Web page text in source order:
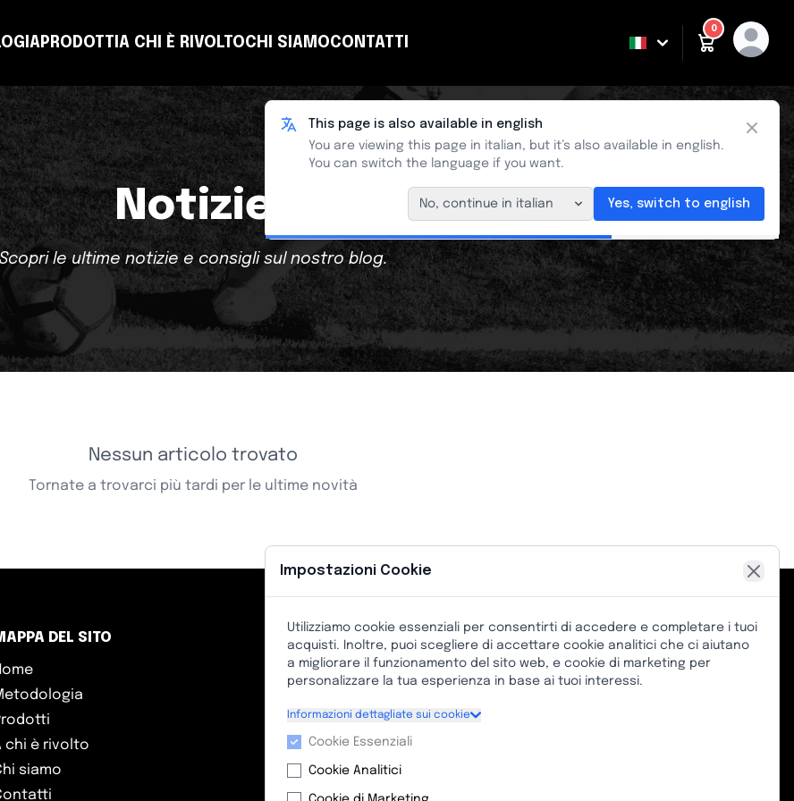
PRODOTTI A CHI È RIVOLTOCHI SIAMOCONTATTI
0
Notizie
Scopri le ultime notizie e consigli sul nostro blog.
Nessun articolo trovato
Tornate a trovarci più tardi per le ultime novità
DEL SITO
chi è rivolto
siamo
ASSISTENZA CLIENTI
TikiToki Zentroa, Viale Los Chopos, senza
Numero di telefono: (+34) 628 219 185
E-mail: info@kimetsport.com
Orari di assistenza clienti:
Impostazioni Cookie
Utilizziamo cookie essenziali per consentirti di accedere e completare i tuoi
acquisti. Inoltre, puoi scegliere di accettare cookie analitici che ci aiutano
a migliorare il funzionamento del sito web, e cookie di marketing per
personalizzare la tua esperienza in base ai tuoi interessi.
Informazioni dettagliate sui cookie
Cookie Essenziali
Cookie Analitici
This page is also available in english
You are viewing this page in italian, but it’s also available in english.
You can switch the language if you want.
Close
No, continue in italian Yes, switch to english